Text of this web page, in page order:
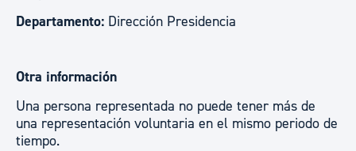
Departamento: Dirección Presidencia
Otra información
Una persona representada no puede tener más de
una representación voluntaria en el mismo periodo de
tiempo.